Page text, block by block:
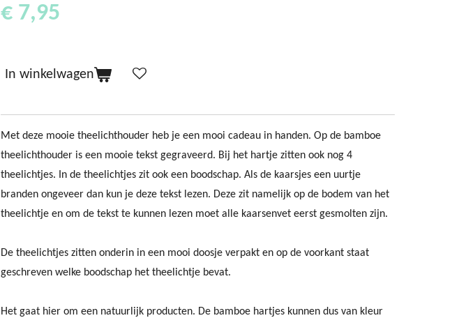
€ 7,95
In winkelwagen
Met deze mooie theelichthouder heb je een mooi cadeau in handen. Op de bamboe
theelichthouder is een mooie tekst gegraveerd. Bij het hartje zitten ook nog 4
theelichtjes. In de theelichtjes zit ook een boodschap. Als de kaarsjes een uurtje
branden ongeveer dan kun je deze tekst lezen. Deze zit namelijk op de bodem van het
theelichtje en om de tekst te kunnen lezen moet alle kaarsenvet eerst gesmolten zijn.
De theelichtjes zitten onderin in een mooi doosje verpakt en op de voorkant staat
geschreven welke boodschap het theelichtje bevat.
Het gaat hier om een natuurlijk producten. De bamboe hartjes kunnen dus van kleur